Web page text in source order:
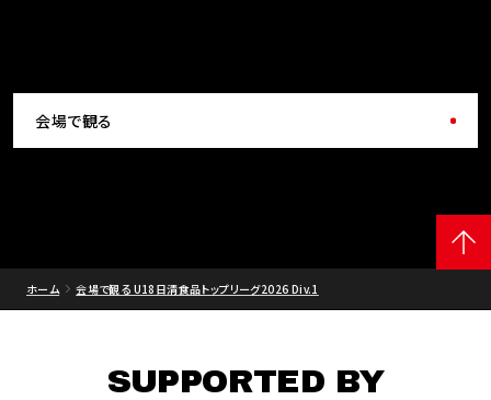
会場で観る
ホーム 会場で観る U18日清食品トップリーグ2026 Div.1
SUPPORTED BY